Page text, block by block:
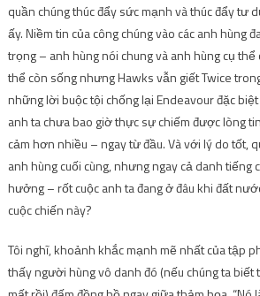
quần chúng thúc đẩy sức mạnh và thúc đẩy tư
ấy. Niềm tin của công chúng vào các anh hùng
trọng – anh hùng nói chung và anh hùng cụ thể
thể còn sống nhưng Hawks vẫn giết Twice
những lời buộc tội chống lại Endeavour đặc
anh ta chưa bao giờ thực sự chiếm được lòng
cảm hơn nhiều – ngay từ đầu. Và với lý do tốt,
anh hùng cuối cùng, nhưng ngay cả danh tiếng
hưởng – rốt cuộc anh ta đang ở đâu khi đất
cuộc chiến này?
Tôi nghĩ, khoảnh khắc mạnh mẽ nhất của tập
thấy người hùng vô danh đó (nếu chúng ta biết